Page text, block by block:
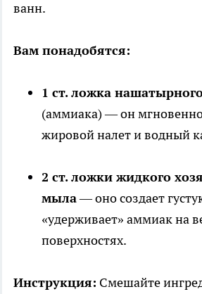
ванн.
Вам понадобятся:
1 ст. ложка
(аммиака) — он мгновенно
жировой налет и водный
2 ст. ложки жидкого
мыла— оно создает
«удерживает» аммиак на
поверхностях.
Инструкция: Смешайте